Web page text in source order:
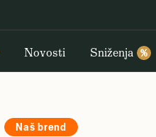
Novosti Sniženja %
Naš brend